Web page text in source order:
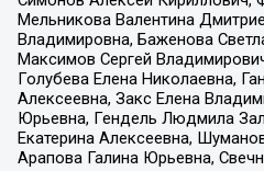
Мельникова Валентина
Владимировна, Баженова
Максимов Сергей
Голубева Елена Николаевна,
Алексеевна, Закс Елена
Юрьевна, Гендель Людмила
Екатерина Алексеевна,
Арапова Галина Юрьевна,